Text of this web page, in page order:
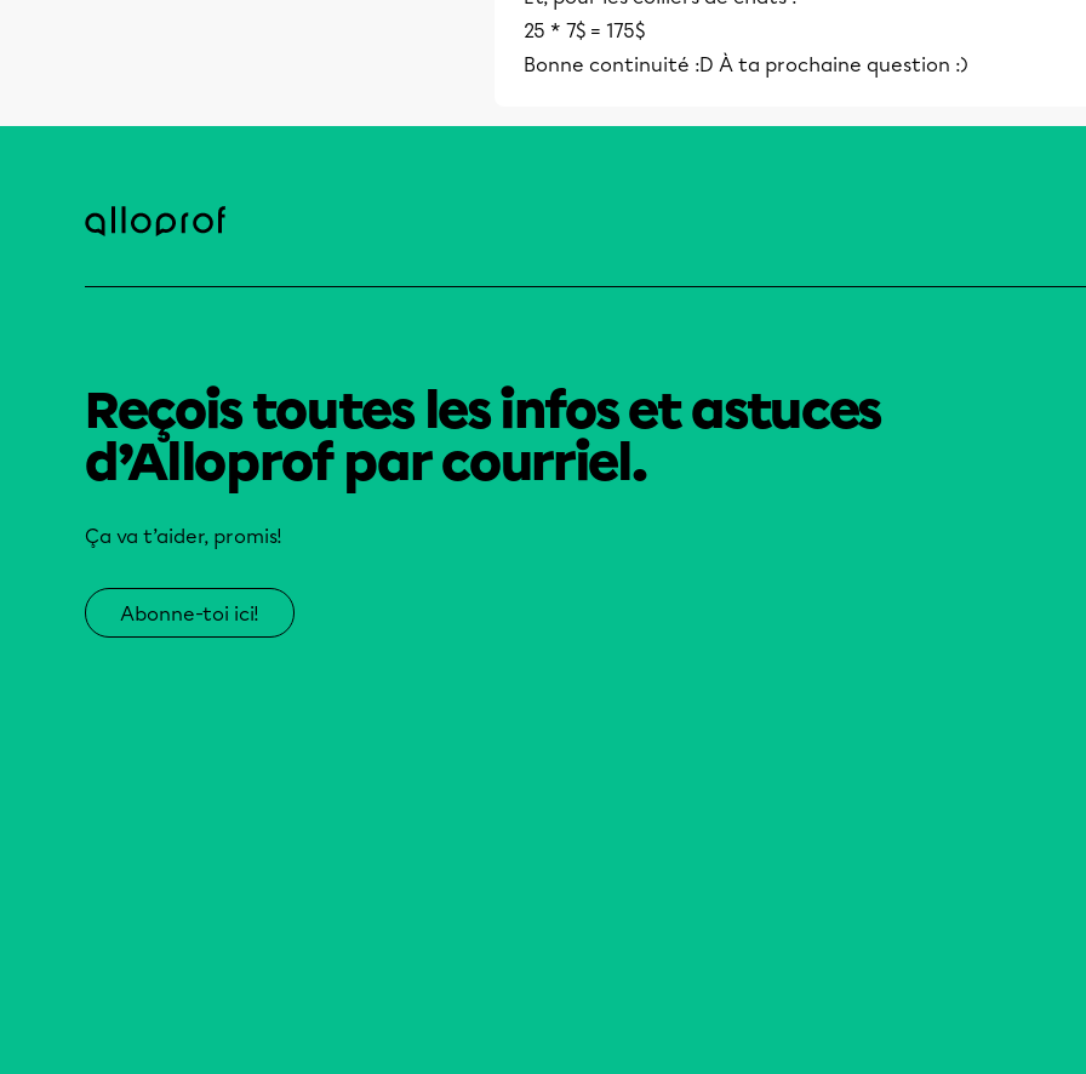
25 * 7$ = 175$
Bonne continuité :D À ta prochaine question :)
Reçois toutes les infos et astuces
d’Alloprof par courriel.
Ça va t’aider, promis!
Abonne-toi ici!